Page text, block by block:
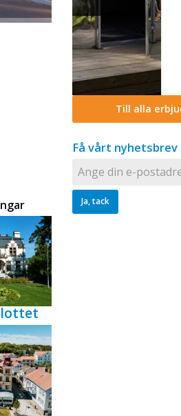
Till alla
Få vårt nyhetsbrev